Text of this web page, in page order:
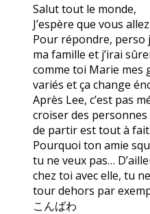
Salut tout le monde,
J’espère que vous
Pour répondre, perso
ma famille et j’irai
comme toi Marie mes
variés et ça change
Après Lee, c’est pas
croiser des
de partir est tout à
Pourquoi ton amie
tu ne veux pas…
chez toi avec elle, tu
tour dehors par
こんばわ